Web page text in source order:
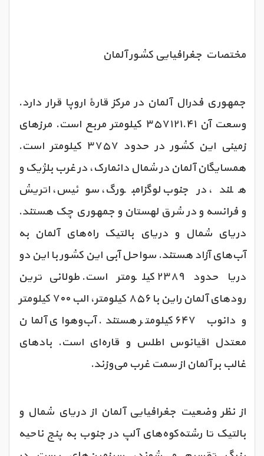
مختصات جغرافیایی کشور آلمان
جمهوری فدرال آلمان در مرکز قارهٔ اروپا قرار دارد.
وسعت آن ۳۵۷۱۲۱.۴۱ کیلومتر مربع است. مرزهای
زمینی این کشور در حدود ۳۷۵۷ کیلومتر است.
همسایگان آلمان در شمال دانمارک، در غرب بلژیک و
هلند، در جنوب لوگزامبورگ، سوئیس، اتریش
و فرانسه و در شرق لهستان و جمهوری چک هستند.
دریای شمال و دریای بالتیک راه‌های آلمان به
آب‌های آزاد هستند. سواحل آبی این کشور با این دو
دریا حدود ۲۳۸۹ کیلومتر است. طولانی‌ترین
رودهای آلمان راین با ۸۵۶ کیلومتر، الب ۷۰۰ کیلومتر
و دانوب ۶۴۷ کیلومتر هستند. آب‌وهوای آلمان
معتدل اقیانوس اطلس و قاره‌ای است. بادهای
غالب بر آلمان از سمت غرب می‌وزند.
از نظر وضعیت جغرافیایی آلمان از دریای شمال و
بالتیک تا رشته‌کوه‌های آلپ در جنوب به پنج ناحیه